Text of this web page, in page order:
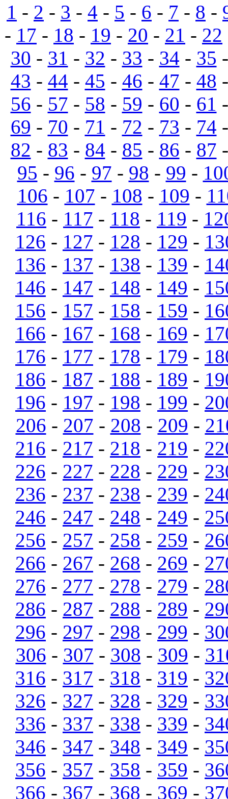
1 - 2 - 3 - 4 - 5 - 6 - 7 - 8 -
- 17 - 18 - 19 - 20 - 21 - 22
30 - 31 - 32 - 33 - 34 - 35
43 - 44 - 45 - 46 - 47 - 48
56 - 57 - 58 - 59 - 60 - 61
69 - 70 - 71 - 72 - 73 - 74
82 - 83 - 84 - 85 - 86 - 87
95 - 96 - 97 - 98 - 99 -
106 - 107 - 108 - 109 -
116 - 117 - 118 - 119 -
126 - 127 - 128 - 129 -
136 - 137 - 138 - 139 -
146 - 147 - 148 - 149 -
156 - 157 - 158 - 159 -
166 - 167 - 168 - 169 -
176 - 177 - 178 - 179 -
186 - 187 - 188 - 189 -
196 - 197 - 198 - 199 -
206 - 207 - 208 - 209 -
216 - 217 - 218 - 219 -
226 - 227 - 228 - 229 -
236 - 237 - 238 - 239 -
246 - 247 - 248 - 249 -
256 - 257 - 258 - 259 -
266 - 267 - 268 - 269 -
276 - 277 - 278 - 279 -
286 - 287 - 288 - 289 -
296 - 297 - 298 - 299 -
306 - 307 - 308 - 309 -
316 - 317 - 318 - 319 -
326 - 327 - 328 - 329 -
336 - 337 - 338 - 339 -
346 - 347 - 348 - 349 -
356 - 357 - 358 - 359 -
366 - 367 - 368 - 369 -